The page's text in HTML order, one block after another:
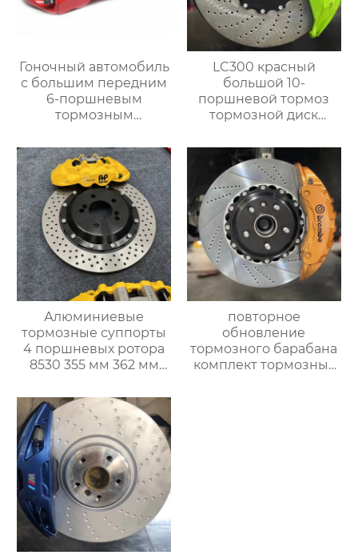
Гоночный автомобиль
с большим передним
6-поршневым
тормозным
комплекте，Подходит
для Mercedes-Benz
GLE w166 w167 S450
S350 S600
LC300 красный
большой 10-
поршневой тормоз
тормозной диск
сверлильных дисков
передний 10-
поршневой тормоз
большой комплект
Алюминиевые
тормозные суппорты
4 поршневых ротора
8530 355 мм 362 мм
Модифицированный
гоночный тормозной
суппорт с 4 горшками
повторное
обновление
тормозного барабана
комплект тормозных